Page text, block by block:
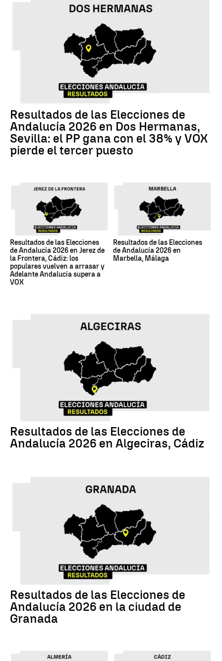
Resultados de las Elecciones de
Andalucía 2026 en Dos Hermanas,
Sevilla: el PP gana con el 38% y VOX
pierde el tercer puesto
Resultados de las Elecciones
de Andalucía 2026 en Jerez de
la Frontera, Cádiz: los
populares vuelven a arrasar y
Adelante Andalucía supera a
VOX
Resultados de las Elecciones
de Andalucía 2026 en
Marbella, Málaga
Resultados de las Elecciones de
Andalucía 2026 en Algeciras, Cádiz
Resultados de las Elecciones de
Andalucía 2026 en la ciudad de
Granada